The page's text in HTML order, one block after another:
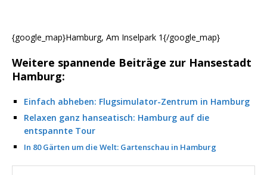
{google_map}Hamburg, Am Inselpark 1{/google_map}
Weitere spannende Beiträge zur Hansestadt
Hamburg:
Einfach abheben: Flugsimulator-Zentrum in Hamburg
Relaxen ganz hanseatisch: Hamburg auf die
entspannte Tour
In 80 Gärten um die Welt: Gartenschau in Hamburg